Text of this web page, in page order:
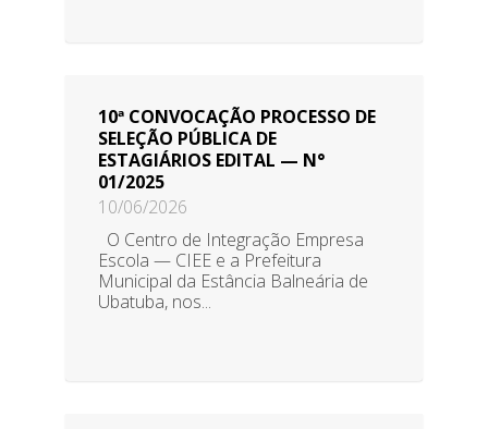
10ª CONVOCAÇÃO PROCESSO DE
SELEÇÃO PÚBLICA DE
ESTAGIÁRIOS EDITAL — N°
01/2025
10/06/2026
O Centro de Integração Empresa
Escola — CIEE e a Prefeitura
Municipal da Estância Balneária de
Ubatuba, nos...